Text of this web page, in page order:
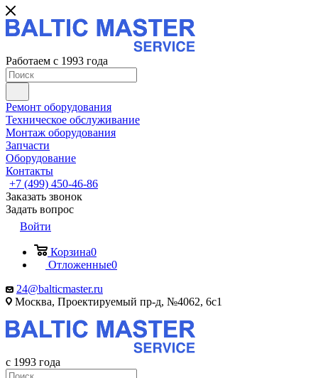
Работаем с 1993 года
Ремонт оборудования
Техническое обслуживание
Монтаж оборудования
Запчасти
Оборудование
Контакты
+7 (499) 450-46-86
Заказать звонок
Задать вопрос
Войти
Корзина0
Отложенные0
24@balticmaster.ru
Москва, Проектируемый пр-д, №4062, 6с1
с 1993 года